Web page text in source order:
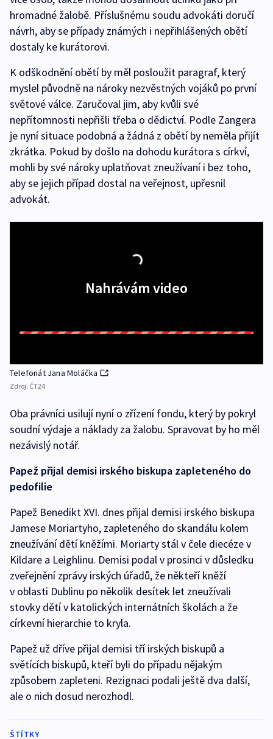
hromadné žalobě. Příslušnému soudu advokáti doručí
návrh, aby se případy známých i nepřihlášených obětí
dostaly ke kurátorovi.
K odškodnění obětí by měl posloužit paragraf, který
myslel původně na nároky nezvěstných vojáků po první
světové válce. Zaručoval jim, aby kvůli své
nepřítomnosti nepřišli třeba o dědictví. Podle Zangera
je nyní situace podobná a žádná z obětí by neměla přijít
zkrátka. Pokud by došlo na dohodu kurátora s církví,
mohli by své nároky uplatňovat zneužívaní i bez toho,
aby se jejich případ dostal na veřejnost, upřesnil
advokát.
Nahrávám video
Telefonát Jana Moláčka
Zdroj: ČT24
Oba právníci usilují nyní o zřízení fondu, který by pokryl
soudní výdaje a náklady za žalobu. Spravovat by ho měl
nezávislý notář.
Papež přijal demisi irského biskupa zapleteného do
pedofilie
Papež Benedikt XVI. dnes přijal demisi irského biskupa
Jamese Moriartyho, zapleteného do skandálu kolem
zneužívání dětí kněžími. Moriarty stál v čele diecéze v
Kildare a Leighlinu. Demisi podal v prosinci v důsledku
zveřejnění zprávy irských úřadů, že někteří kněží
v oblasti Dublinu po několik desítek let zneužívali
stovky dětí v katolických internátních školách a že
církevní hierarchie to kryla.
Papež už dříve přijal demisi tří irských biskupů a
světících biskupů, kteří byli do případu nějakým
způsobem zapleteni. Rezignaci podali ještě dva další,
ale o nich dosud nerozhodl.
ŠTÍTKY